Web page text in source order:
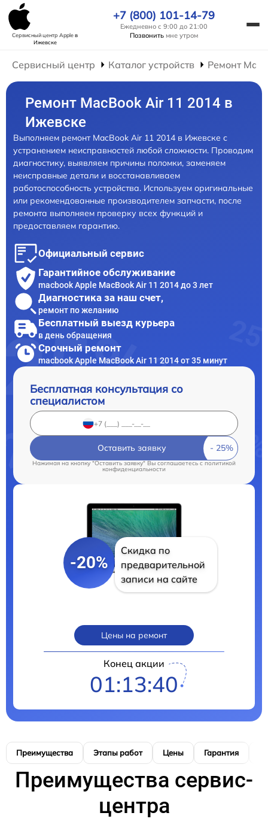
Сервисный центр Appleв
Ижевске
+7 (800) 101-14-79
Ежедневно с 9:00 до 21:00
Позвонить мне утром
Сервисный центр Каталог устройств Ремонт
Ремонт MacBook Air 11 2014 в
Ижевске
Выполняем ремонт MacBook Air 11 2014 в Ижевске с
устранением неисправностей любой сложности. Проводим
диагностику, выявляем причины поломки, заменяем
неисправные детали и восстанавливаем
работоспособность устройства. Используем оригинальные
или рекомендованные производителем запчасти, после
ремонта выполняем проверку всех функций и
предоставляем гарантию.
Официальный сервис
Гарантийное обслуживание
macbook Apple MacBook Air 11 2014 до 3 лет
Диагностика за наш счет,
ремонт по желанию
Бесплатный выезд курьера
в день обращения
Срочный ремонт
macbook Apple MacBook Air 11 2014 от 35 минут
Бесплатная консультация со
специалистом
Оставить заявку
Нажимая на кнопку "Оставить заявку" Вы соглашаетесь cполитикой
конфиденциальности
-20%
Скидка по
предварительной
записи на сайте
Цены на ремонт
Конец акции
01:13:39
Преимущества Этапы работ Цены Гарантия
Преимущества сервис-
центра